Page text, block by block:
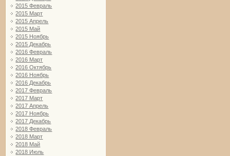
2015 Февраль
2015 Март
2015 Апрель
2015 Май
2015 Ноябрь
2015 Декабрь
2016 Февраль
2016 Март
2016 Октябрь
2016 Ноябрь
2016 Декабрь
2017 Февраль
2017 Март
2017 Апрель
2017 Ноябрь
2017 Декабрь
2018 Февраль
2018 Март
2018 Май
2018 Июль